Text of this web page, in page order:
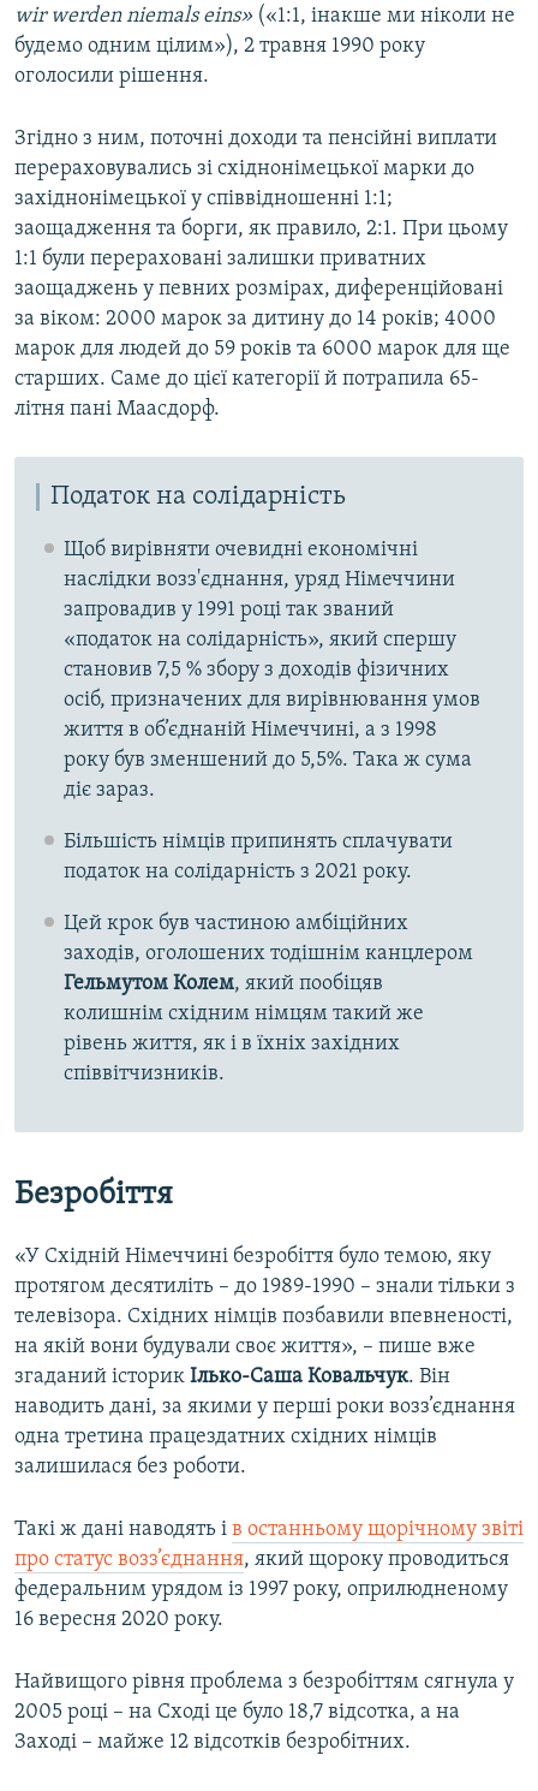
wir werden niemals eins» («1:1, інакше ми ніколи не
будемо одним цілим»), 2 травня 1990 року
оголосили рішення.
Згідно з ним, поточні доходи та пенсійні виплати
перераховувались зі східнонімецької марки до
західнонімецької у співвідношенні 1:1;
заощадження та борги, як правило, 2:1. При цьому
1:1 були перераховані залишки приватних
заощаджень у певних розмірах, диференційовані
за віком: 2000 марок за дитину до 14 років; 4000
марок для людей до 59 років та 6000 марок для ще
старших. Саме до цієї категорії й потрапила 65-
літня пані Маасдорф.
Податок на солідарність
Щоб вирівняти очевидні економічні
наслідки возз'єднання, уряд Німеччини
запровадив у 1991 році так званий
«податок на солідарність», який спершу
становив 7,5 % збору з доходів фізичних
осіб, призначених для вирівнювання умов
життя в об’єднаній Німеччині, а з 1998
року був зменшений до 5,5%. Така ж сума
діє зараз.
Більшість німців припинять сплачувати
податок на солідарність з 2021 року.
Цей крок був частиною амбіційних
заходів, оголошених тодішнім канцлером
Гельмутом Колем, який пообіцяв
колишнім східним німцям такий же
рівень життя, як і в їхніх західних
співвітчизників.
Безробіття
«У Східній Німеччині безробіття було темою, яку
протягом десятиліть – до 1989-1990 – знали тільки з
телевізора. Східних німців позбавили впевненості,
на якій вони будували своє життя», – пише вже
згаданий історик Ілько-Саша Ковальчук. Він
наводить дані, за якими у перші роки возз’єднання
одна третина працездатних східних німців
залишилася без роботи.
Такі ж дані наводять і в останньому щорічному звіті
про статус возз’єднання, який щороку проводиться
федеральним урядом із 1997 року, оприлюдненому
16 вересня 2020 року.
Найвищого рівня проблема з безробіттям сягнула у
2005 році – на Сході це було 18,7 відсотка, а на
Заході – майже 12 відсотків безробітних.